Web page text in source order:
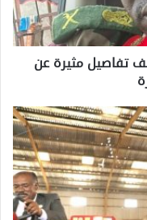
تفاصيل مثيرة عن